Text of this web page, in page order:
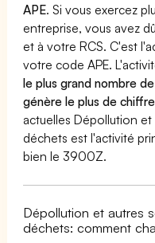
APE. Si vous exercez
entreprise, vous avez
et à votre RCS. C'est
votre code APE.
le plus grand nombre
génère le plus de
actuelles Dépollution
déchets est l'activité
bien le 3900Z.
Dépollution et autres
déchets: comment